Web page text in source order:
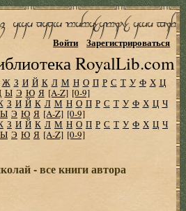
RoyalLib.com
Войти Зарегистрироваться
Ж З И Й К Л М Н О П Р С Т У Ф Х Ц
Ы Э Ю Я [A-Z] [0-9]
З И Й К Л М Н О П Р С Т У Ф Х Ц Ч
Ы Э Ю Я [A-Z] [0-9]
З И Й К Л М Н О П Р С Т У Ф Х Ц Ч
Ы Э Ю Я [A-Z] [0-9]
- все книги автора